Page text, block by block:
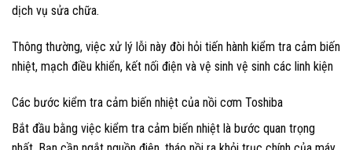
dịch vụ sửa chữa.
Thông thường, việc xử lý lỗi này đòi hỏi tiến hành kiểm tra cảm biến
nhiệt, mạch điều khiển, kết nối điện và vệ sinh vệ sinh các linh kiện
Các bước kiểm tra cảm biến nhiệt của nồi cơm Toshiba
Bắt đầu bằng việc kiểm tra cảm biến nhiệt là bước quan trọng